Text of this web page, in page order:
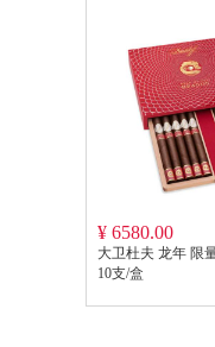
¥ 6580.00
10支/盒